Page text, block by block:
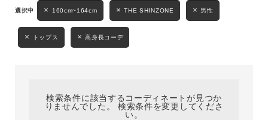
性別
MENS LADIES KIDS
160cm~164cm THE SHINZONE 男性
トップス 高身長コーデ
検索条件に該当するコーディネートが見つか
りませんでした。 検索条件を変更してくださ
い。